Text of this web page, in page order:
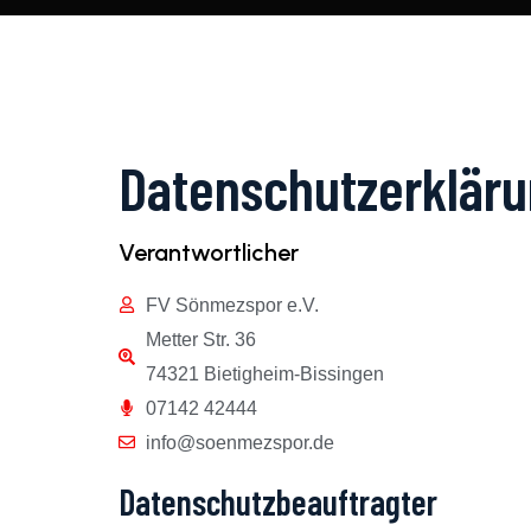
Verantwortlicher
FV Sönmezspor e.V.
Metter Str. 36
74321 Bietigheim-Bissingen
07142 42444
info@soenmezspor.de
Datenschutzbeauftragter